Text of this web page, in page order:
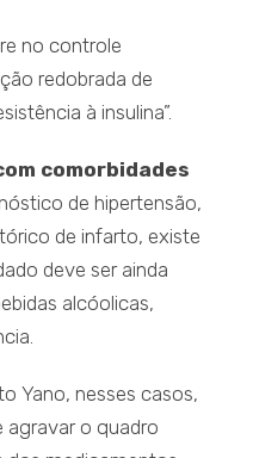
no controle
redobrada de
à insulina”.
comorbidades
de hipertensão,
de infarto, existe
deve ser ainda
alcóolicas,
Yano, nesses casos,
agravar o quadro